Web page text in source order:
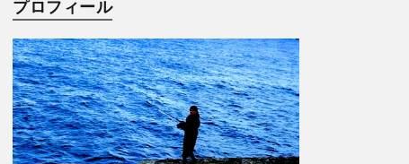
プロフィール